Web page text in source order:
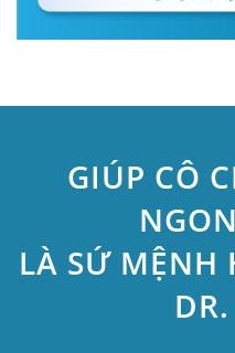
GIÚP CÔ
LÀ SỨ MỆNH